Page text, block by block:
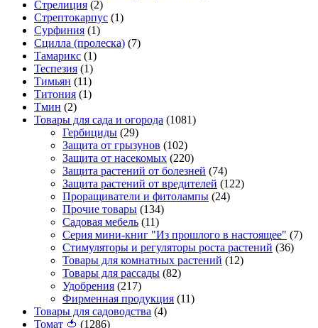
Стрелиция (2)
Стрептокарпус (1)
Сурфиния (1)
Сцилла (пролеска) (7)
Тамарикс (1)
Теспезия (1)
Тимьян (11)
Титония (1)
Тмин (2)
Товары для сада и огорода (1081)
Гербициды (29)
Защита от грызунов (102)
Защита от насекомых (220)
Защита растений от болезней (74)
Защита растений от вредителей (122)
Проращиватели и фитолампы (24)
Прочие товары (134)
Садовая мебель (11)
Серия мини-книг "Из прошлого в настоящее" (7)
Стимуляторы и регуляторы роста растений (36)
Товары для комнатных растений (12)
Товары для рассады (82)
Удобрения (217)
Фирменная продукция (11)
Товары для садоводства (4)
Томат 🍅 (1286)